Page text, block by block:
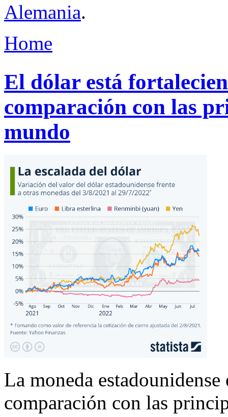
Alemania.
Home
El dólar está
comparación con las
mundo
La moneda
comparación con las